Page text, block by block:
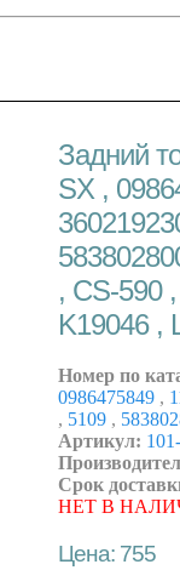
Задний
SX ,
, CS-590
K19046 ,
Номер по
0986475849 ,
, 5109 ,
Артикул:
Срок
НЕТ В
Цена: 755